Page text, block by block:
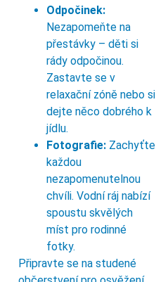
Odpočinek:
Nezapomeňte na
přestávky – děti si
rády odpočinou.
Zastavte se v
relaxační zóně nebo si
dejte něco dobrého k
jídlu.
Fotografie: Zachyťte
každou
nezapomenutelnou
chvíli. Vodní ráj nabízí
spoustu skvělých
míst pro rodinné
fotky.
Připravte se na studené